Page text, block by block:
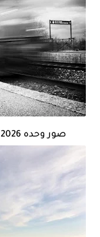
صور وحده 2026 اجمل الصور المعبرة عن الوحده